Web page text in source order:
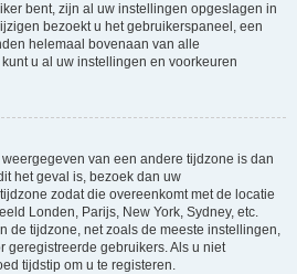
bent, zijn al uw instellingen opgeslagen in
bezoekt u het gebruikerspaneel, een
helemaal bovenaan van alle
u al uw instellingen en voorkeuren
van een andere tijdzone is dan
het geval is, bezoek dan uw
zodat die overeenkomt met de locatie
Londen, Parijs, New York, Sydney, etc.
de tijdzone, net zoals de meeste instellingen,
geregistreerde gebruikers. Als u niet
tijdstip om u te registeren.